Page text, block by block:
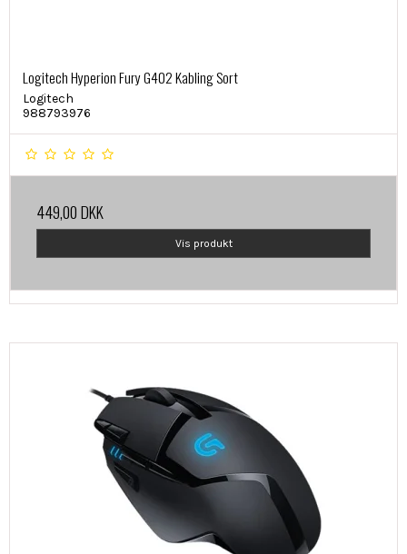
Logitech Hyperion Fury G402 Kabling Sort
Logitech
988793976
449,00 DKK
Vis produkt